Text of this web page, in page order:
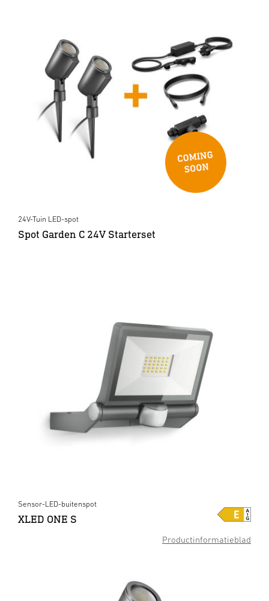
24V-Tuin LED-spot
Spot Garden C 24V Starterset
Productinformatieblad
Sensor-LED-buitenspot
XLED ONE S